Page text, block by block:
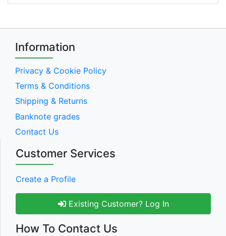
Information
Privacy & Cookie Policy
Terms & Conditions
Shipping & Returns
Banknote grades
Contact Us
Customer Services
Create a Profile
Existing Customer? Log In
How To Contact Us